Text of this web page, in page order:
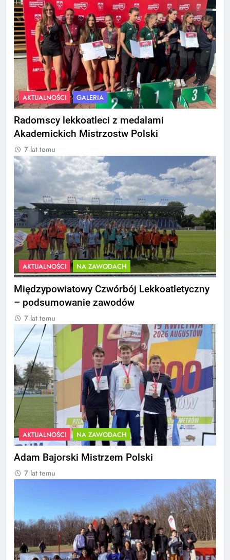
AKTUALNOŚCI GALERIA
Radomscy lekkoatleci z medalami
Akademickich Mistrzostw Polski
7 lat temu
AKTUALNOŚCI NA ZAWODACH
Międzypowiatowy Czwórbój Lekkoatletyczny
– podsumowanie zawodów
7 lat temu
AKTUALNOŚCI NA ZAWODACH
Adam Bajorski Mistrzem Polski
7 lat temu